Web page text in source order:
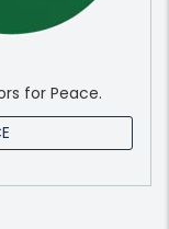
for Peace.